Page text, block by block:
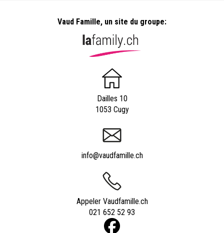
Vaud Famille, un site du groupe:
Dailles 10
1053 Cugy
info@vaudfamille.ch
Appeler Vaudfamille.ch
021 652 52 93